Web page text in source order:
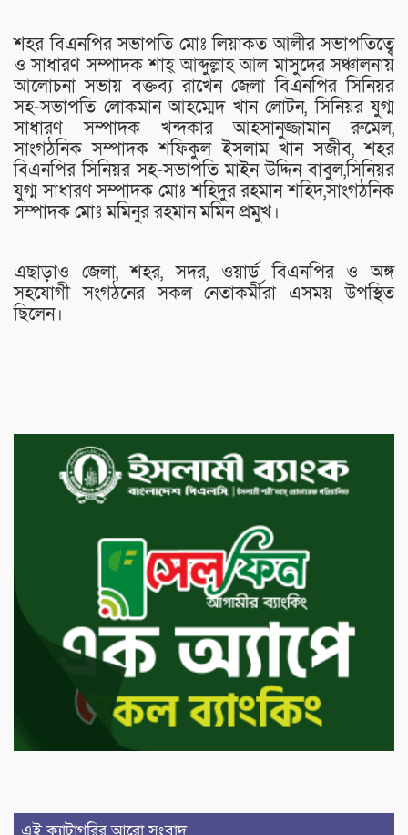
শহর বিএনপির সভাপতি মোঃ লিয়াকত আলীর সভাপতিত্বে
ও সাধারণ সম্পাদক শাহ্ আব্দুল্লাহ আল মাসুদের সঞ্চালনায়
আলোচনা সভায় বক্তব্য রাখেন জেলা বিএনপির সিনিয়র
সহ-সভাপতি লোকমান আহম্মেদ খান লোটন, সিনিয়র যুগ্ম
সাধারণ সম্পাদক খন্দকার আহসানুজ্জামান রুমেল,
সাংগঠনিক সম্পাদক শফিকুল ইসলাম খান সজীব, শহর
বিএনপির সিনিয়র সহ-সভাপতি মাইন উদ্দিন বাবুল,সিনিয়র
যুগ্ম সাধারণ সম্পাদক মোঃ শহিদুর রহমান শহিদ,সাংগঠনিক
সম্পাদক মোঃ মমিনুর রহমান মমিন প্রমুখ।
এছাড়াও জেলা, শহর, সদর, ওয়ার্ড বিএনপির ও অঙ্গ
সহযোগী সংগঠনের সকল নেতাকর্মীরা এসময় উপস্থিত
ছিলেন।